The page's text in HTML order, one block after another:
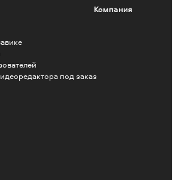
Компания
под заказ